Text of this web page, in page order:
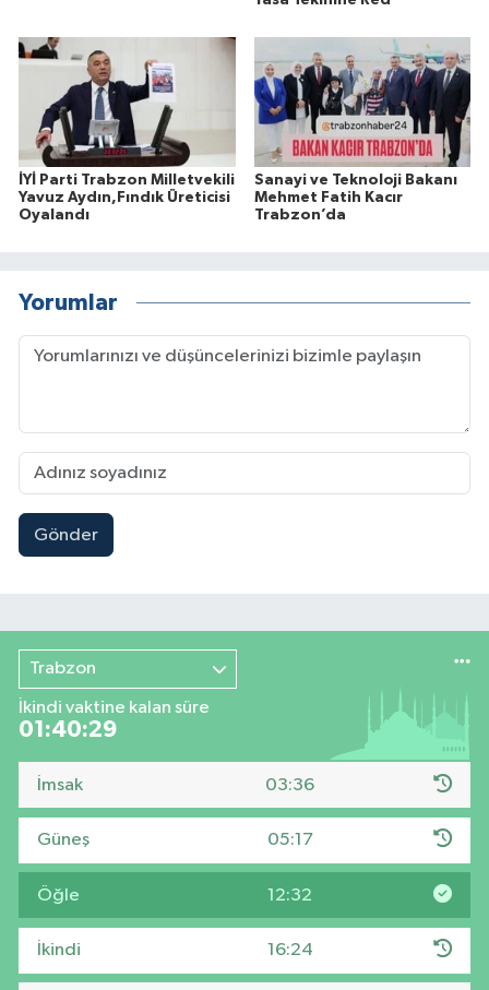
İYİ Parti Trabzon Milletvekili
Yavuz Aydın,Fındık Üreticisi
Oyalandı
Sanayi ve Teknoloji Bakanı
Mehmet Fatih Kacır
Trabzon’da
Yorumlar
Gönder
Trabzon
İkindi vaktine kalan süre
01:40:28
İmsak 03:36
Güneş 05:17
Öğle 12:32
İkindi 16:24